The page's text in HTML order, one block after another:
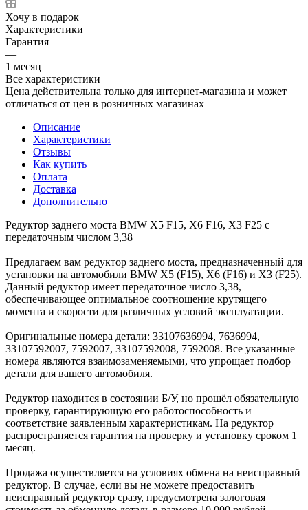
Хочу в подарок
Характеристики
Гарантия
—
1 месяц
Все характеристики
Цена действительна только для интернет-магазина и может
отличаться от цен в розничных магазинах
Описание
Характеристики
Отзывы
Как купить
Оплата
Доставка
Дополнительно
Редуктор заднего моста BMW X5 F15, X6 F16, X3 F25 с
передаточным числом 3,38
Предлагаем вам редуктор заднего моста, предназначенный для
установки на автомобили BMW X5 (F15), X6 (F16) и X3 (F25).
Данный редуктор имеет передаточное число 3,38,
обеспечивающее оптимальное соотношение крутящего
момента и скорости для различных условий эксплуатации.
Оригинальные номера детали: 33107636994, 7636994,
33107592007, 7592007, 33107592008, 7592008. Все указанные
номера являются взаимозаменяемыми, что упрощает подбор
детали для вашего автомобиля.
Редуктор находится в состоянии Б/У, но прошёл обязательную
проверку, гарантирующую его работоспособность и
соответствие заявленным характеристикам. На редуктор
распространяется гарантия на проверку и установку сроком 1
месяц.
Продажа осуществляется на условиях обмена на неисправный
редуктор. В случае, если вы не можете предоставить
неисправный редуктор сразу, предусмотрена залоговая